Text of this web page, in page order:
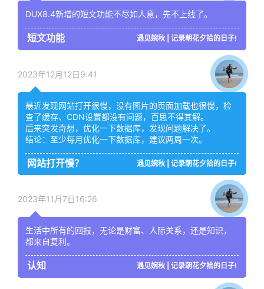
DUX8.4新增的短文功能不尽如人意，先不上线了。
短文功能 遇见婉秋 | 记录朝花夕拾的日子!
2023年12月12日9:41
最近发现网站打开很慢，没有图片的页面加载也很慢，检
查了缓存、CDN设置都没有问题，百思不得其解。
后来突发奇想，优化一下数据库，发现问题解决了。
结论：至少每月优化一下数据库，建议两周一次。
网站打开慢？ 遇见婉秋 | 记录朝花夕拾的日子!
2023年11月7日16:26
生活中所有的回报，无论是财富、人际关系，还是知识，
都来自复利。
认知 遇见婉秋 | 记录朝花夕拾的日子!